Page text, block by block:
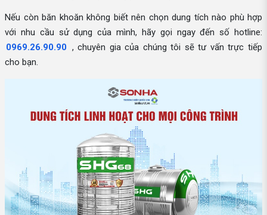
Nếu còn băn khoăn không biết nên chọn dung tích nào phù hợp
với nhu cầu sử dụng của mình, hãy gọi ngay đến số hotline:
0969.26.90.90 , chuyên gia của chúng tôi sẽ tư vấn trực tiếp
cho bạn.